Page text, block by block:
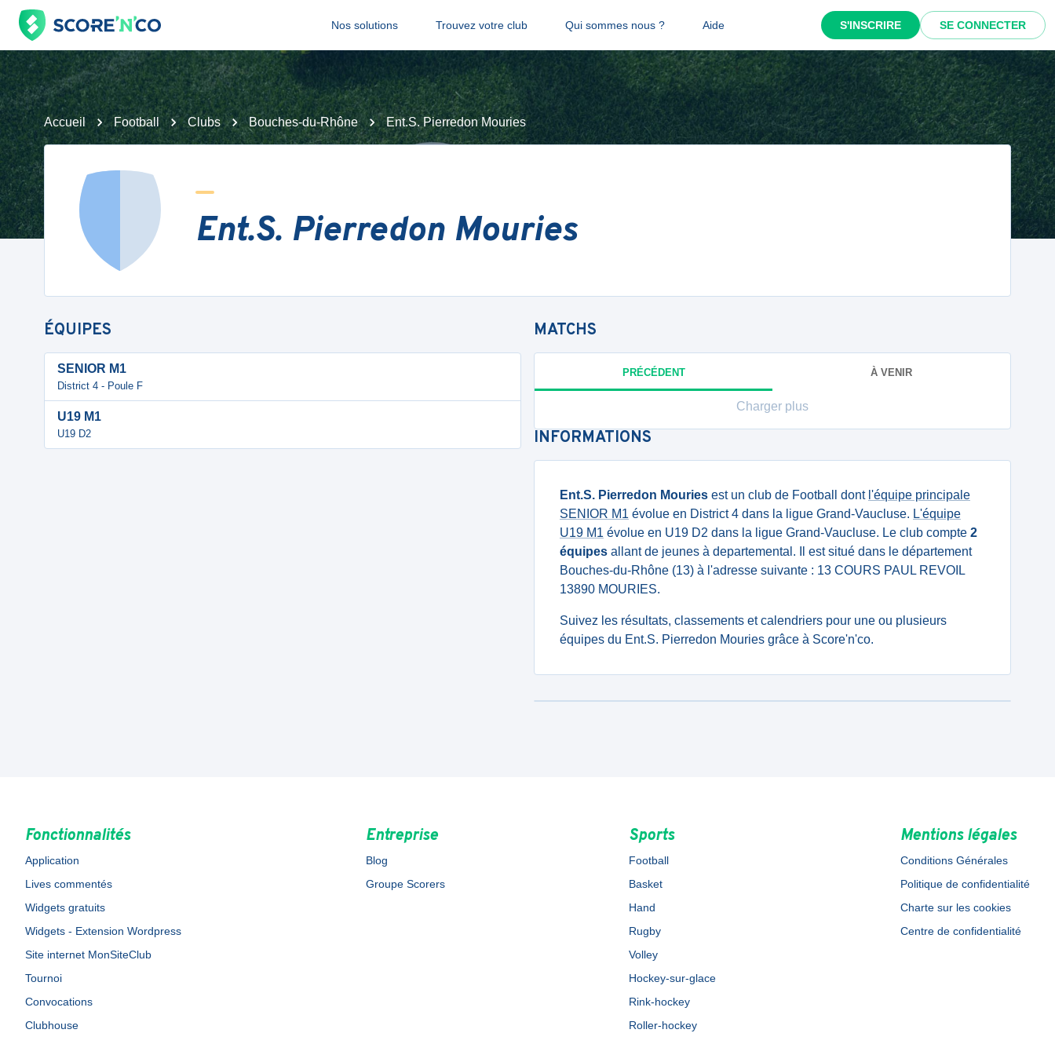
Nos solutions Trouvez votre club Qui sommes nous ? Aide S'INSCRIRE SE CONNECTER
Accueil Football Clubs Bouches-du-Rhône Ent.S. Pierredon Mouries
Ent.S. Pierredon Mouries
ÉQUIPES
SENIOR M1
District 4 - Poule F
U19 M1
U19 D2
MATCHS
PRÉCÉDENT À VENIR
Charger plus
INFORMATIONS
Ent.S. Pierredon Mouries est un club de Football dont l'équipe principale
SENIOR M1 évolue en District 4 dans la ligue Grand-Vaucluse. L'équipe
U19 M1 évolue en U19 D2 dans la ligue Grand-Vaucluse. Le club compte 2
équipes allant de jeunes à departemental. Il est situé dans le département
Bouches-du-Rhône (13) à l'adresse suivante : 13 COURS PAUL REVOIL
13890 MOURIES.
Suivez les résultats, classements et calendriers pour une ou plusieurs
équipes du Ent.S. Pierredon Mouries grâce à Score'n'co.
Fonctionnalités
Application
Lives commentés
Widgets gratuits
Widgets - Extension Wordpress
Site internet MonSiteClub
Tournoi
Convocations
Clubhouse
Entreprise
Blog
Groupe Scorers
Sports
Football
Basket
Hand
Rugby
Volley
Hockey-sur-glace
Rink-hockey
Roller-hockey
Mentions légales
Conditions Générales
Politique de confidentialité
Charte sur les cookies
Centre de confidentialité